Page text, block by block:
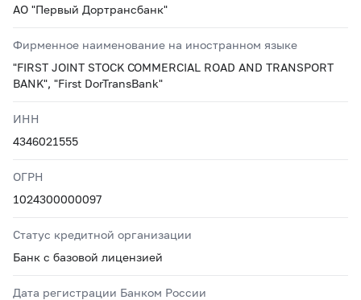
АО "Первый Дортрансбанк"
Фирменное наименование на иностранном языке
"FIRST JOINT STOCK COMMERCIAL ROAD AND TRANSPORT
BANK", "First DorTransBank"
ИНН
4346021555
ОГРН
1024300000097
Статус кредитной организации
Банк с базовой лицензией
Дата регистрации Банком России